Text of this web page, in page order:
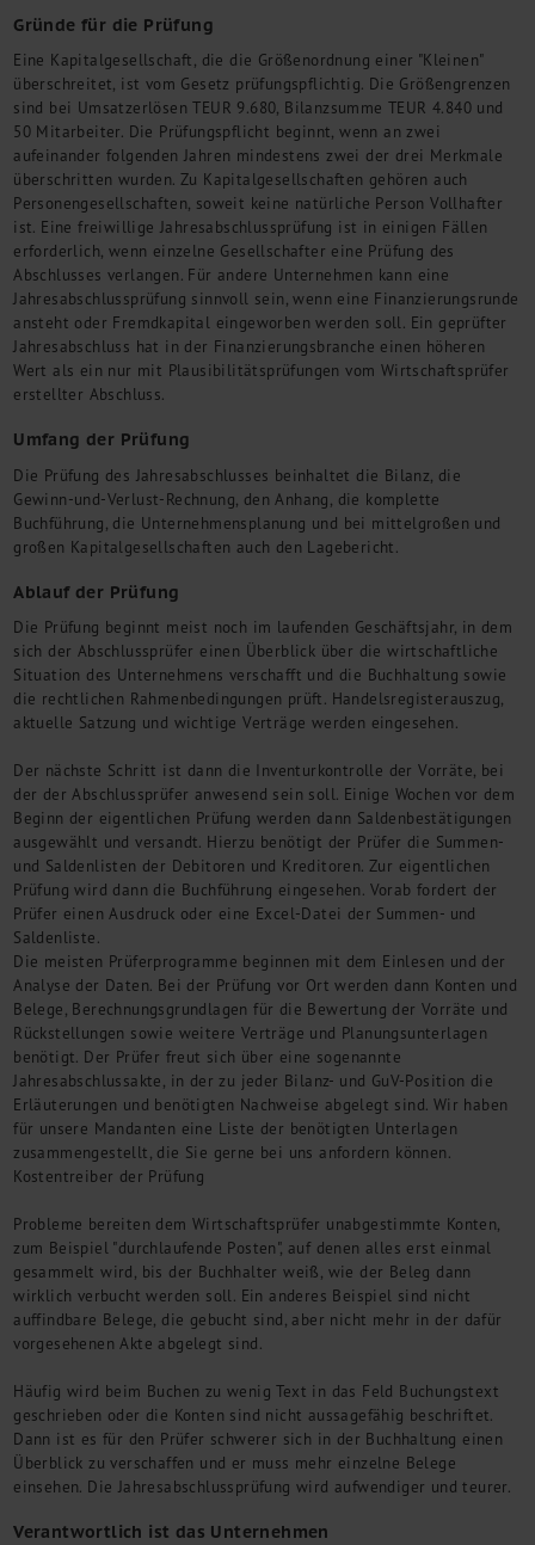
Inbound Investments
Team
Events
Karriere
Kontakt
Gründe für die Prüfung
Eine Kapitalgesellschaft, die die Größenordnung einer "Kleinen"
überschreitet, ist vom Gesetz prüfungspflichtig. Die Größengrenzen
sind bei Umsatzerlösen TEUR 9.680, Bilanzsumme TEUR 4.840 und
50 Mitarbeiter. Die Prüfungspflicht beginnt, wenn an zwei
aufeinander folgenden Jahren mindestens zwei der drei Merkmale
überschritten wurden. Zu Kapitalgesellschaften gehören auch
Personengesellschaften, soweit keine natürliche Person Vollhafter
ist. Eine freiwillige Jahresabschlussprüfung ist in einigen Fällen
erforderlich, wenn einzelne Gesellschafter eine Prüfung des
Abschlusses verlangen. Für andere Unternehmen kann eine
Jahresabschlussprüfung sinnvoll sein, wenn eine Finanzierungsrunde
ansteht oder Fremdkapital eingeworben werden soll. Ein geprüfter
Jahresabschluss hat in der Finanzierungsbranche einen höheren
Wert als ein nur mit Plausibilitätsprüfungen vom Wirtschaftsprüfer
erstellter Abschluss.
Umfang der Prüfung
Die Prüfung des Jahresabschlusses beinhaltet die Bilanz, die
Gewinn-und-Verlust-Rechnung, den Anhang, die komplette
Buchführung, die Unternehmensplanung und bei mittelgroßen und
großen Kapitalgesellschaften auch den Lagebericht.
Ablauf der Prüfung
Die Prüfung beginnt meist noch im laufenden Geschäftsjahr, in dem
sich der Abschlussprüfer einen Überblick über die wirtschaftliche
Situation des Unternehmens verschafft und die Buchhaltung sowie
die rechtlichen Rahmenbedingungen prüft. Handelsregisterauszug,
aktuelle Satzung und wichtige Verträge werden eingesehen.
Der nächste Schritt ist dann die Inventurkontrolle der Vorräte, bei
der der Abschlussprüfer anwesend sein soll. Einige Wochen vor dem
Beginn der eigentlichen Prüfung werden dann Saldenbestätigungen
ausgewählt und versandt. Hierzu benötigt der Prüfer die Summen-
und Saldenlisten der Debitoren und Kreditoren. Zur eigentlichen
Prüfung wird dann die Buchführung eingesehen. Vorab fordert der
Prüfer einen Ausdruck oder eine Excel-Datei der Summen- und
Saldenliste.
Die meisten Prüferprogramme beginnen mit dem Einlesen und der
Analyse der Daten. Bei der Prüfung vor Ort werden dann Konten und
Belege, Berechnungsgrundlagen für die Bewertung der Vorräte und
Rückstellungen sowie weitere Verträge und Planungsunterlagen
benötigt. Der Prüfer freut sich über eine sogenannte
Jahresabschlussakte, in der zu jeder Bilanz- und GuV-Position die
Erläuterungen und benötigten Nachweise abgelegt sind. Wir haben
für unsere Mandanten eine Liste der benötigten Unterlagen
zusammengestellt, die Sie gerne bei uns anfordern können.
Kostentreiber der Prüfung
Probleme bereiten dem Wirtschaftsprüfer unabgestimmte Konten,
zum Beispiel "durchlaufende Posten", auf denen alles erst einmal
gesammelt wird, bis der Buchhalter weiß, wie der Beleg dann
wirklich verbucht werden soll. Ein anderes Beispiel sind nicht
auffindbare Belege, die gebucht sind, aber nicht mehr in der dafür
vorgesehenen Akte abgelegt sind.
Häufig wird beim Buchen zu wenig Text in das Feld Buchungstext
geschrieben oder die Konten sind nicht aussagefähig beschriftet.
Dann ist es für den Prüfer schwerer sich in der Buchhaltung einen
Überblick zu verschaffen und er muss mehr einzelne Belege
einsehen. Die Jahresabschlussprüfung wird aufwendiger und teurer.
Verantwortlich ist das Unternehmen